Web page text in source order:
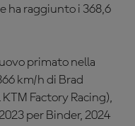
ha raggiunto i 368,6
primato nella
km/h di Brad
Factory Racing),
per Binder, 2024